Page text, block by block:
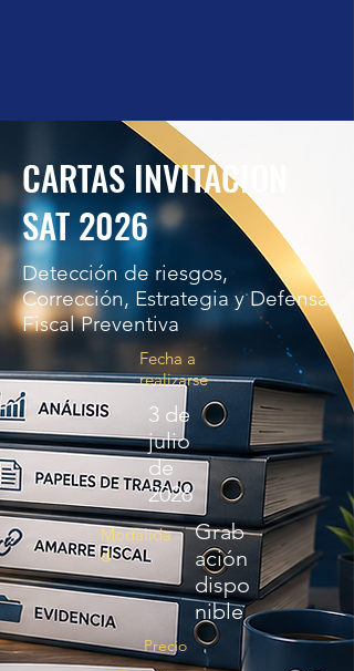
CARTAS INVITACION
SAT 2026
Detección de riesgos,
Corrección, Estrategia y Defensa
Fiscal Preventiva
Fecha a
realizarse
3 de
julio
de
2026
Modalida
d
Grab
ación
dispo
nible
Precio